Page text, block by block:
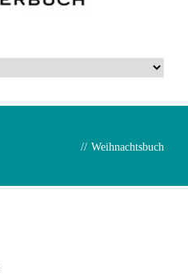
// Weihnachtsbuch